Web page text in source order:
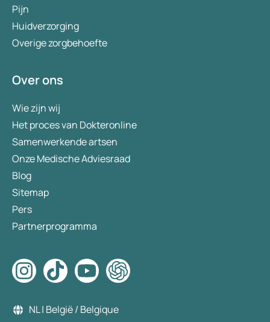
Pijn
Huidverzorging
Overige zorgbehoefte
Over ons
Wie zijn wij
Het proces van Dokteronline
Samenwerkende artsen
Onze Medische Adviesraad
Blog
Sitemap
Pers
Partnerprogramma
NL | België / Belgique